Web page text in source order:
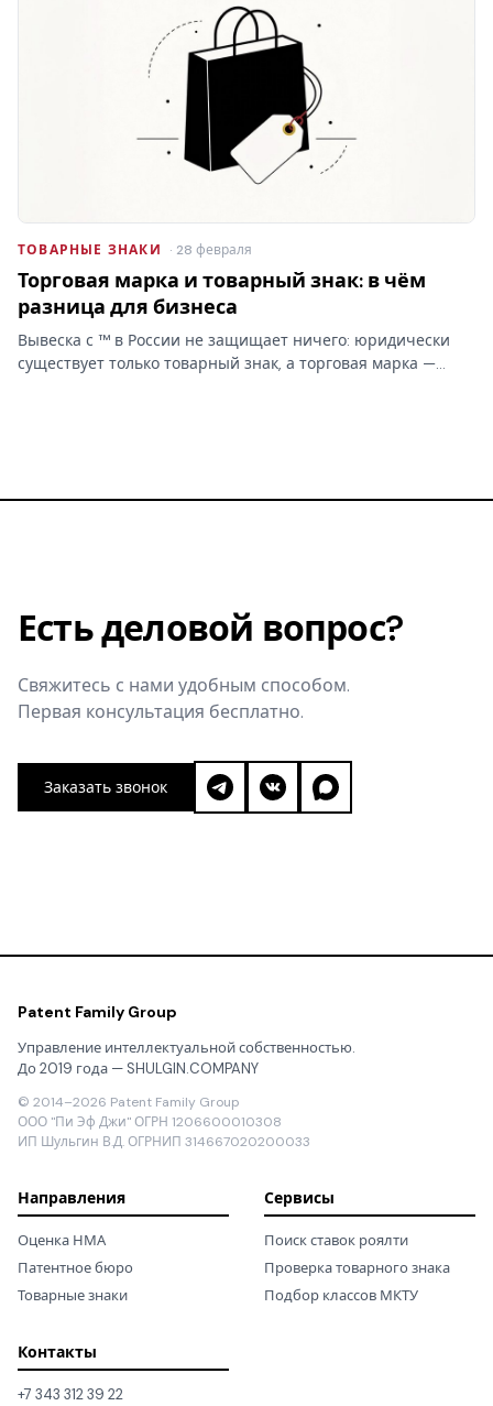
ТОВАРНЫЕ ЗНАКИ · 28 февраля
Торговая марка и товарный знак: в чём
разница для бизнеса
Вывеска с ™ в России не защищает ничего: юридически
существует только товарный знак, а торговая марка —
Есть деловой вопрос?
Свяжитесь с нами удобным способом.
Первая консультация бесплатно.
Заказать звонок
Patent Family Group
Управление интеллектуальной собственностью.
До 2019 года — SHULGIN.COMPANY
© 2014–2026 Patent Family Group
ООО "Пи Эф Джи" ОГРН 1206600010308
ИП Шульгин В.Д. ОГРНИП 314667020200033
Направления
Оценка НМА
Патентное бюро
Товарные знаки
Сервисы
Поиск ставок роялти
Проверка товарного знака
Подбор классов МКТУ
Контакты
+7 343 312 39 22